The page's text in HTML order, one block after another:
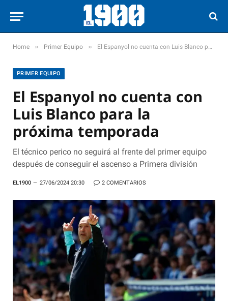
Home » Primer Equipo » El Espanyol no cuenta con Luis Blanco para la próxima temporada
PRIMER EQUIPO
El Espanyol no cuenta con
Luis Blanco para la
próxima temporada
El técnico perico no seguirá al frente del primer equipo
después de conseguir el ascenso a Primera división
EL1900 27/06/2024 20:30 2 COMENTARIOS